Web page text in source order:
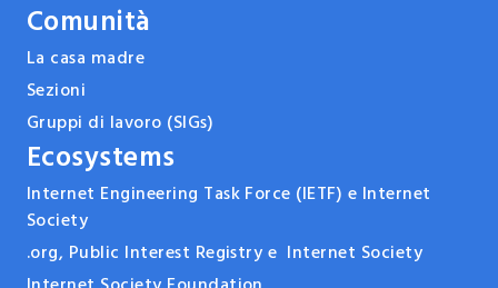
Comunità
La casa madre
Sezioni
Gruppi di lavoro (SIGs)
Ecosystems
Internet Engineering Task Force (IETF) e Internet
Society
.org, Public Interest Registry e Internet Society